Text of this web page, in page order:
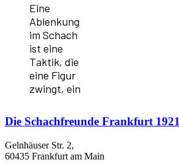
Eine
Ablenkung
im Schach
ist eine
Taktik, die
eine Figur
zwingt, ein
Die Schachfreunde Frankfurt 1921
Gelnhäuser Str. 2,
60435 Frankfurt am Main